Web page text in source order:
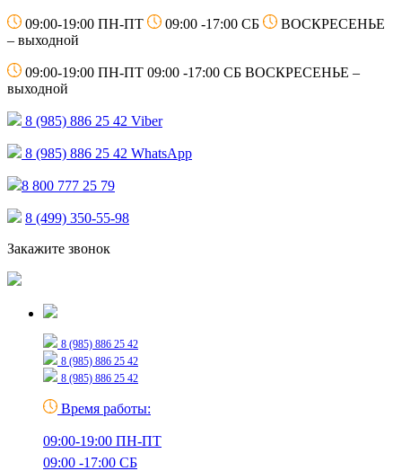
09:00-19:00 ПН-ПТ 09:00 -17:00 СБ
ВОСКРЕСЕНЬЕ
– выходной
09:00-19:00 ПН-ПТ 09:00 -17:00 СБ ВОСКРЕСЕНЬЕ –
выходной
8 (985) 886 25 42 Viber
8 (985) 886 25 42 WhatsApp
8 800 777 25 79
8 (499) 350-55-98
Закажите звонок
8 (985) 886 25 42
8 (985) 886 25 42
8 (985) 886 25 42
Время работы:
09:00-19:00 ПН-ПТ
09:00 -17:00 СБ